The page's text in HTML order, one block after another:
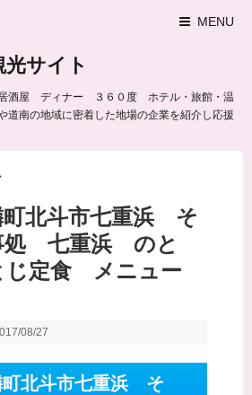
MENU
サイト
屋 ディナー ３６０度 ホテル・旅館・温
道南の地域に密着した地場の企業を紹介し応援
町北斗市七重浜 そ
処 七重浜 のと
定食 メニュー
08/27
町北斗市七重浜 そ